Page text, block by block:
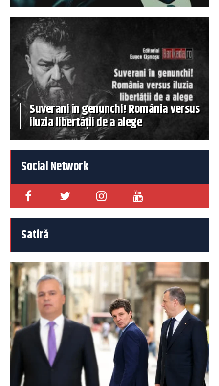
Suverani în genunchi! România versus
iluzia libertății de a alege
Social Network
Satiră